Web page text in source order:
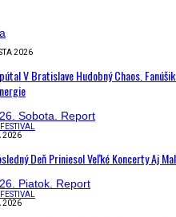
2026
V Bratislave Hudobný Chaos.
2026
Deň Priniesol Veľké Koncerty Aj
2026